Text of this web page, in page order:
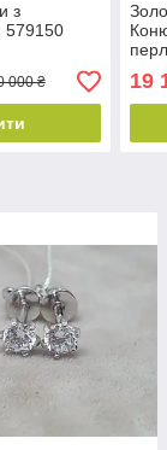
з
579150
000 ₴ 19